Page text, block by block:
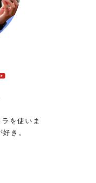
を使いま
き。